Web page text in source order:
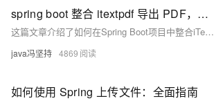
spring boot 整合 itextpdf 导出 PDF，写入大文本，写入HTML代码，分析当下导出PDF的几个工具
这篇文章介绍了如何在Spring Boot项目中整合iTextPDF库来导出PDF文件，包括写入大文本和HTML代码，并分析了几种常用的Java PDF导出工具。
java冯坚持 4869
如何使用 Spring 上传文件：全面指南